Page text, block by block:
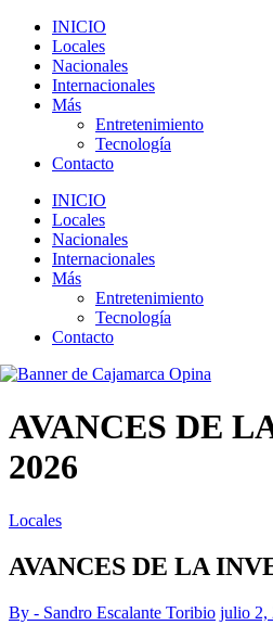
INICIO
Locales
Nacionales
Internacionales
Más
Entretenimiento
Tecnología
Contacto
INICIO
Locales
Nacionales
Internacionales
Más
Entretenimiento
Tecnología
Contacto
AVANCES DE
2026
Locales
AVANCES DE LA
By - Sandro Escalante Toribio julio 2,